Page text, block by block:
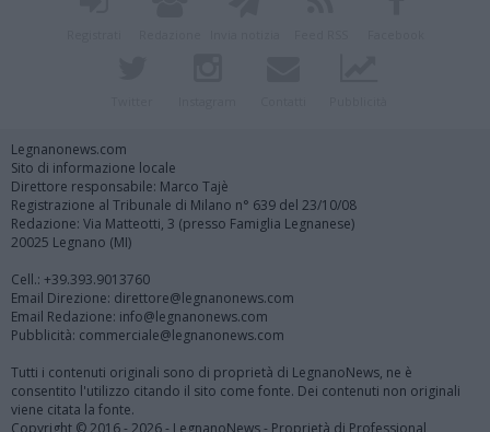
Legnanonews.com
Sito di informazione locale
Direttore responsabile: Marco Tajè
Registrazione al Tribunale di Milano n° 639 del 23/10/08
Redazione: Via Matteotti, 3 (presso Famiglia Legnanese)
20025 Legnano (MI)
Cell.: +39.393.9013760
Email Direzione: direttore@legnanonews.com
Email Redazione: info@legnanonews.com
Pubblicità: commerciale@legnanonews.com
Tutti i contenuti originali sono di proprietà di LegnanoNews, ne è
consentito l'utilizzo citando il sito come fonte. Dei contenuti non originali
viene citata la fonte.
Copyright © 2016 - 2026 - LegnanoNews - Proprietà di Professional